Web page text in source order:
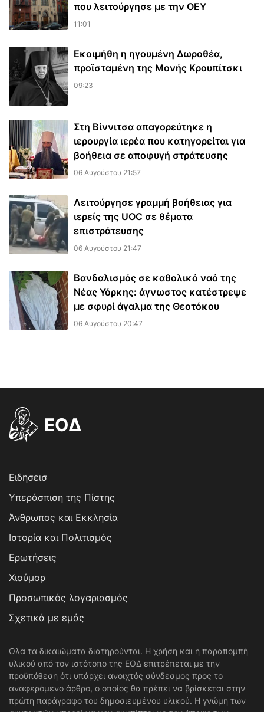
που λειτούργησε με την ΟΕΥ
11:01
Εκοιμήθη η ηγουμένη Δωροθέα,
προϊσταμένη της Μονής Κρουπίτσκι
09:23
Στη Βίννιτσα απαγορεύτηκε η
ιερουργία ιερέα που κατηγορείται για
βοήθεια σε αποφυγή στράτευσης
06 Αυγούστου 21:57
Λειτούργησε γραμμή βοήθειας για
ιερείς της UOC σε θέματα
επιστράτευσης
06 Αυγούστου 21:47
Βανδαλισμός σε καθολικό ναό της
Νέας Υόρκης: άγνωστος κατέστρεψε
με σφυρί άγαλμα της Θεοτόκου
06 Αυγούστου 20:47
EOΔ
Ειδησεισ
Υπεράσπιση της Πίστης
Άνθρωπος και Εκκλησία
Ιστορία και Πολιτισμός
Ερωτήσεις
Χιούμορ
Προσωπικός λογαριασμός
Σχετικά με εμάς
Ολα τα δικαιώματα διατηρούνται. Η χρήση και η παραπομπή
υλικού από τον ιστότοπο της ΕΟΔ επιτρέπεται με την
προϋπόθεση ότι υπάρχει ανοιχτός σύνδεσμος προς το
αναφερόμενο άρθρο, ο οποίος θα πρέπει να βρίσκεται στην
πρώτη παράγραφο του δημοσιευμένου υλικού. Η γνώμη των